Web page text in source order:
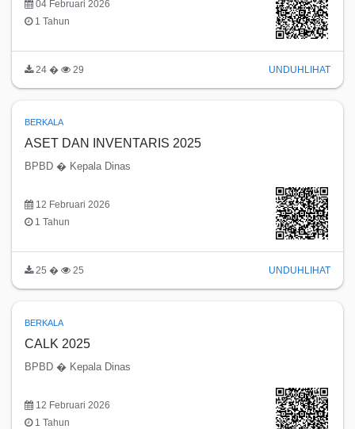
04 Februari 2026
1 Tahun
24 � 29 UNDUHLIHAT
BERKALA
ASET DAN INVENTARIS 2025
BPBD � Kepala Dinas
12 Februari 2026
1 Tahun
25 � 25 UNDUHLIHAT
BERKALA
CALK 2025
BPBD � Kepala Dinas
12 Februari 2026
1 Tahun